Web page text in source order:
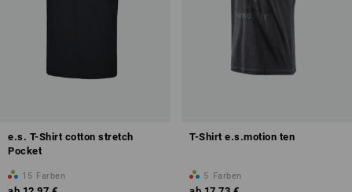
e.s. T-Shirt cotton stretch
Pocket
15 Farben
T-Shirt e.s.motion ten
5 Farben